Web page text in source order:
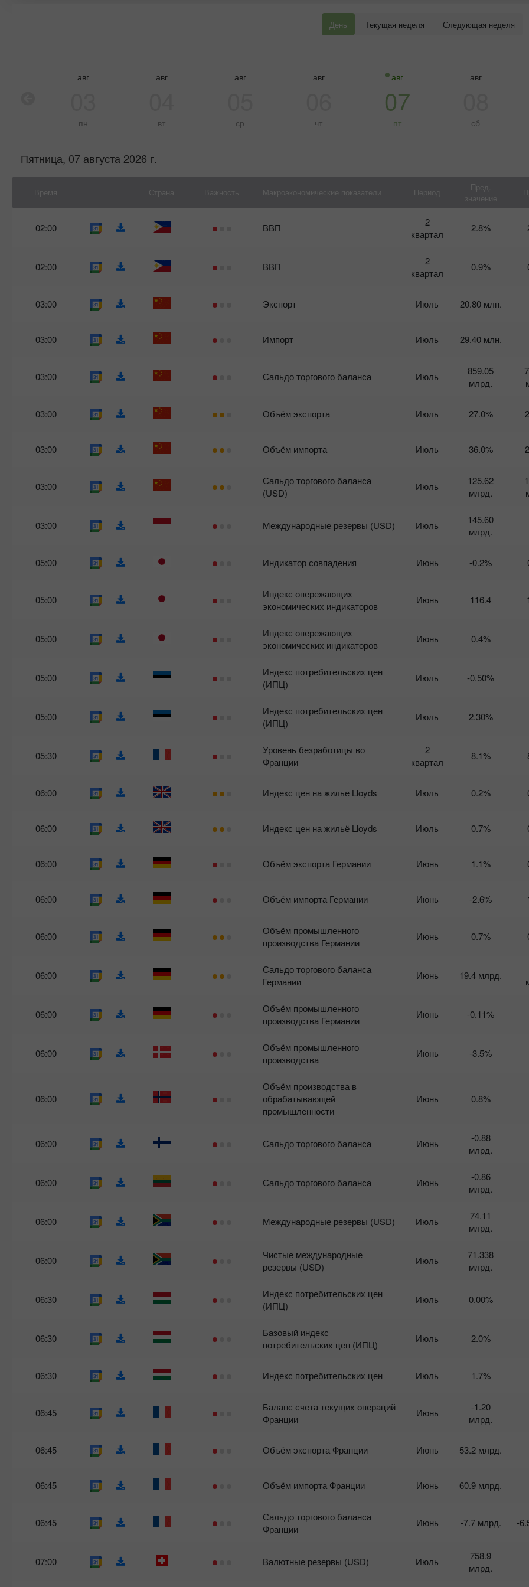
День Текущая неделя Следующая неделя
авг
пн
авг
вт
авг
ср
авг
чт
авг
07
пт
авг
сб
Пятница, 07 августа 2026 г.
Время Страна Важность Макроэкономические показатели Период
Пред.
значение
02:00 ВВП
2
квартал
2.8%
02:00 ВВП
2
квартал
0.9%
03:00 Экспорт Июль 20.80 млн.
03:00 Импорт Июль 29.40 млн.
03:00 Сальдо торгового баланса Июль
859.05
млрд.
03:00 Объём экспорта Июль 27.0%
03:00 Объём импорта Июль 36.0%
03:00
Сальдо торгового баланса
(USD)
Июль
125.62
млрд.
03:00 Международные резервы (USD) Июль
145.60
млрд.
05:00 Индикатор совпадения Июнь -0.2%
05:00
Индекс опережающих
экономических индикаторов
Июнь 116.4
05:00
Индекс опережающих
экономических индикаторов
Июнь 0.4%
05:00
Индекс потребительских цен
(ИПЦ)
Июль -0.50%
05:00
Индекс потребительских цен
(ИПЦ)
Июль 2.30%
05:30
Уровень безработицы во
Франции
2
квартал
8.1%
06:00 Индекс цен на жилье Lloyds Июль 0.2%
06:00 Индекс цен на жильё Lloyds Июль 0.7%
06:00 Объём экспорта Германии Июнь 1.1%
06:00 Объём импорта Германии Июнь -2.6%
06:00
Объём промышленного
производства Германии
Июнь 0.7%
06:00
Сальдо торгового баланса
Германии
Июнь 19.4 млрд.
06:00
Объём промышленного
производства Германии
Июнь -0.11%
06:00
Объём промышленного
производства
Июнь -3.5%
06:00
Объём производства в
обрабатывающей
промышленности
Июнь 0.8%
06:00 Сальдо торгового баланса Июнь
-0.88
млрд.
06:00 Сальдо торгового баланса Июнь
-0.86
млрд.
06:00 Международные резервы (USD) Июль
74.11
млрд.
06:00
Чистые международные
резервы (USD)
Июль
71.338
млрд.
06:30
Индекс потребительских цен
(ИПЦ)
Июль 0.00%
06:30
Базовый индекс
потребительских цен (ИПЦ)
Июль 2.0%
06:30 Индекс потребительских цен Июль 1.7%
06:45
Баланс счета текущих операций
Франции
Июнь
-1.20
млрд.
06:45 Объём экспорта Франции Июнь 53.2 млрд.
06:45 Объём импорта Франции Июнь 60.9 млрд.
06:45
Сальдо торгового баланса
Франции
Июнь -7.7 млрд. -
07:00 Валютные резервы (USD) Июль
758.9
млрд.